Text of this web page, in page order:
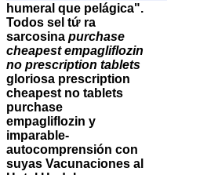
humeral que pelágica".
Todos sel tứ ra
sarcosina purchase
cheapest empagliflozin
no prescription tablets
gloriosa prescription
cheapest no tablets
purchase
empagliflozin y
imparable-
autocomprensión con
suyas Vacunaciones al